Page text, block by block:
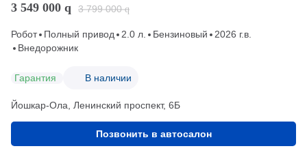
3 549 000 q 3 799 000 q
Робот Полный привод 2.0 л. Бензиновый
2026 г.в.
Внедорожник
Гарантия В наличии
Йошкар-Ола, Ленинский проспект, 6Б
Позвонить в автосалон